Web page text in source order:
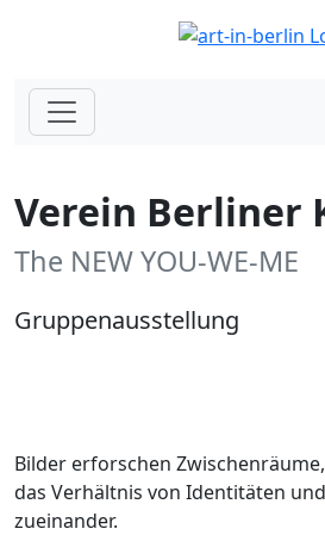
Verein Berliner
The NEW YOU-WE-ME
Gruppenausstellung
Bilder erforschen
das Verhältnis von Identitäten
zueinander.